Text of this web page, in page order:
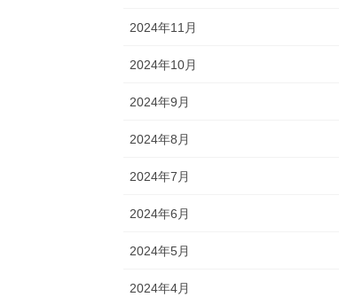
2024年11月
2024年10月
2024年9月
2024年8月
2024年7月
2024年6月
2024年5月
2024年4月